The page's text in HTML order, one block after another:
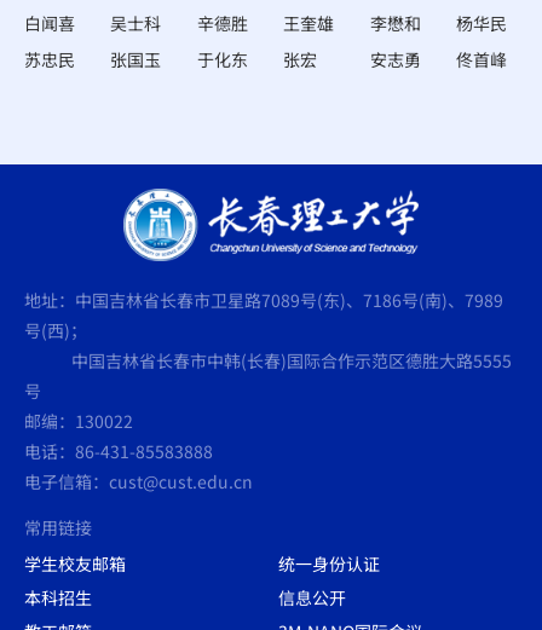
白闻喜
吴士科 辛德胜 王奎雄 李懋和
杨华民
苏忠民
张国玉 于化东 张宏 安志勇 佟首峰
地址：中国吉林省长春市卫星路7089号(东)、7186号(南)、7989
号(西)；
中国吉林省长春市中韩(长春)国际合作示范区德胜大路5555
号
邮编：130022
电话：86-431-85583888
电子信箱：cust@cust.edu.cn
常用链接
学生校友邮箱
统一身份认证
本科招生
信息公开